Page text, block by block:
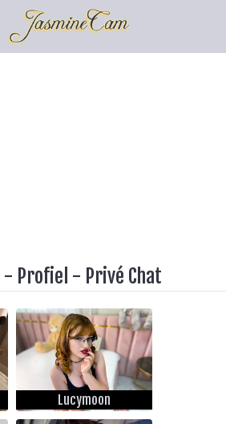
- Profiel - Privé Chat
Lucymoon